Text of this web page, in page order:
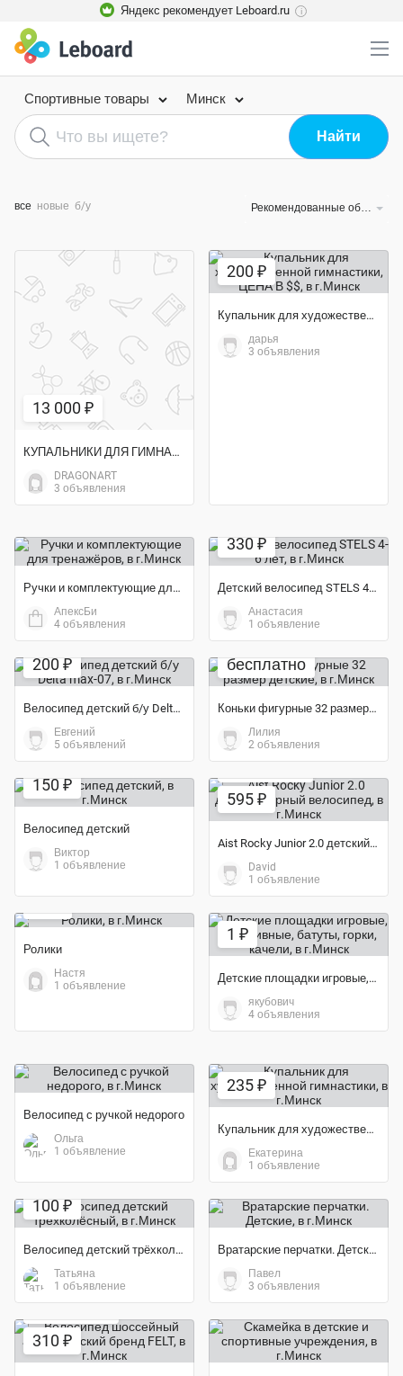
Яндекс рекомендует Leboard.ru i
Спортивные товары Минск
все новые б/у Рекомендованные объявления
13 000 ₽
КУПАЛЬНИКИ ДЛЯ ГИМНАСТИКИ И АКРОБАТИКИ
DRAGONART
3 объявления
200 ₽
Купальник для художественной гимнастики, ЦЕНА В $$
дарья
3 объявления
Ручки и комплектующие для тренажёров
АпексБи
4 объявления
330 ₽
Детский велосипед STELS 4-6 лет
Анастасия
1 объявление
200 ₽
Велосипед детский б/у Delta max-07
Евгений
5 объявлений
бесплатно
Коньки фигурные 32 размер детские
Лилия
2 объявления
150 ₽
Велосипед детский
Виктор
1 объявление
595 ₽
Aist Rocky Junior 2.0 детский горный велосипед
David
1 объявление
Ролики
Настя
1 объявление
1 ₽
Детские площадки игровые, спортивные, батуты, горки, качели
якубович
4 объявления
Велосипед с ручкой недорого
Ольга
1 объявление
235 ₽
Купальник для художественной гимнастики
Екатерина
1 объявление
100 ₽
Велосипед детский трёхколёсный
Татьяна
1 объявление
Вратарские перчатки. Детские
Павел
3 объявления
310 ₽